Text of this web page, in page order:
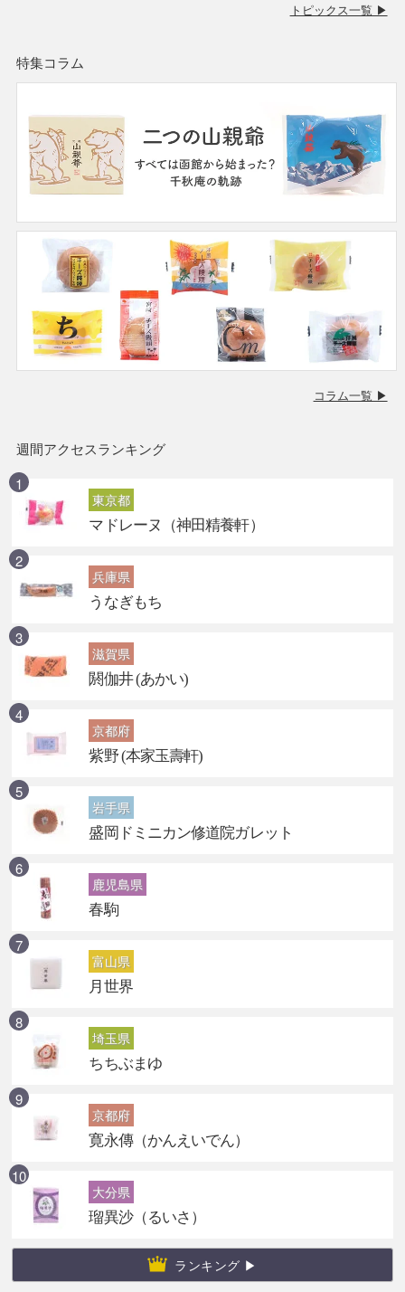
トピックス一覧 ▶
特集コラム
コラム一覧 ▶
週間アクセスランキング
東京都
マドレーヌ（神田精養軒）
兵庫県
うなぎもち
滋賀県
閼伽井 (あかい)
京都府
紫野 (本家玉壽軒)
岩手県
盛岡ドミニカン修道院ガレット
鹿児島県
春駒
富山県
月世界
埼玉県
ちちぶまゆ
京都府
寛永傳（かんえいでん）
大分県
瑠異沙（るいさ）
ランキング ▶